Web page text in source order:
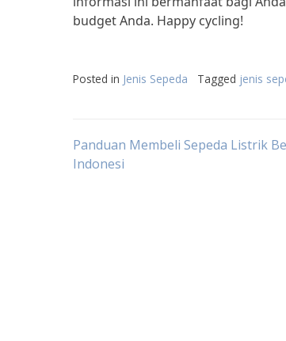
budget Anda. Happy cycling!
Posted in Jenis Sepeda Tagged jenis
Post
Panduan Membeli Sepeda Listrik
Indonesi